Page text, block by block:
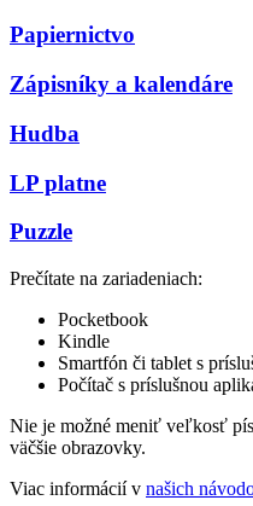
Papiernictvo
Zápisníky a kalendáre
Hudba
LP platne
Puzzle
Prečítate na zariadeniach:
Pocketbook
Kindle
Smartfón či tablet s
Počítač s príslušnou
Nie je možné meniť veľkosť
väčšie obrazovky.
Viac informácií v našich